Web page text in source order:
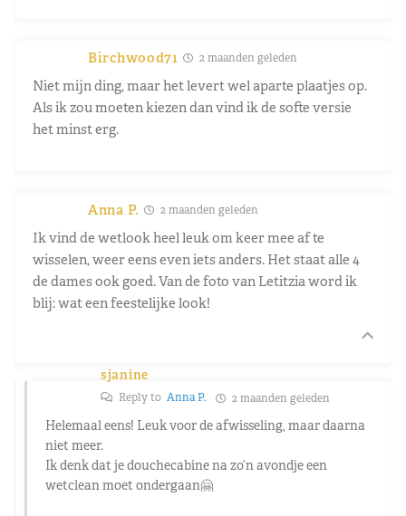
Birchwood71 2 maanden geleden
Niet mijn ding, maar het levert wel aparte plaatjes op.
Als ik zou moeten kiezen dan vind ik de softe versie
het minst erg.
Anna P. 2 maanden geleden
Ik vind de wetlook heel leuk om keer mee af te
wisselen, weer eens even iets anders. Het staat alle 4
de dames ook goed. Van de foto van Letitzia word ik
blij: wat een feestelijke look!
sjanine
Reply to Anna P. 2 maanden geleden
Helemaal eens! Leuk voor de afwisseling, maar daarna
niet meer.
Ik denk dat je douchecabine na zo’n avondje een
wetclean moet ondergaan🤗